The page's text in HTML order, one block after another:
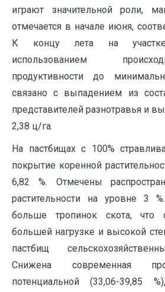
играют значительной роли,
отмечается в начале июня,
К концу лета на
использованием
продуктивности до
связано с выпадением из
представителей разнотравья и
2,38 ц/га.
На пастбищах с 100%
покрытие коренной
6,82 %. Отмечены
растительности на уровне 3
больше тропинок скота, что
большей нагрузке и высокой
пастбищ
Снижена современная
потенциальной (33,06-39,85